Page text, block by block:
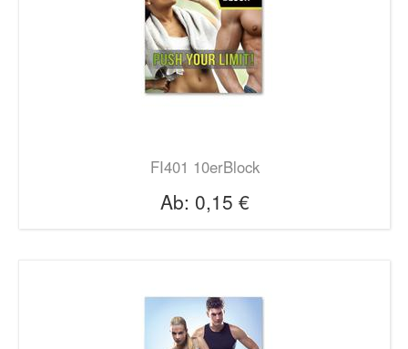
FI401 10erBlock
Ab: 0,15 €